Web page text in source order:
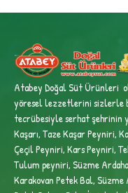
Atabey Doğal Süt Ürünleri
yöresel lezzetlerini sizlerle
tecrübesiyleserhat şehrinin
Kaşarı, Taze Kaşar Peyniri,
Çeçil Peyniri, Kars Peyniri,
Tulum peyniri,Süzme
Karakovan Petek Bal, Süzme